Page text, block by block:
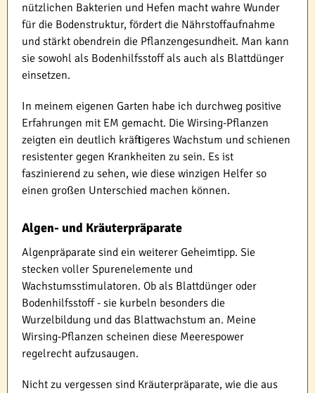
nützlichen Bakterien und Hefen macht wahre Wunder
für die Bodenstruktur, fördert die Nährstoffaufnahme
und stärkt obendrein die Pflanzengesundheit. Man kann
sie sowohl als Bodenhilfsstoff als auch als Blattdünger
einsetzen.
In meinem eigenen Garten habe ich durchweg positive
Erfahrungen mit EM gemacht. Die Wirsing-Pflanzen
zeigten ein deutlich kräftigeres Wachstum und schienen
resistenter gegen Krankheiten zu sein. Es ist
faszinierend zu sehen, wie diese winzigen Helfer so
einen großen Unterschied machen können.
Algen- und Kräuterpräparate
Algenpräparate sind ein weiterer Geheimtipp. Sie
stecken voller Spurenelemente und
Wachstumsstimulatoren. Ob als Blattdünger oder
Bodenhilfsstoff - sie kurbeln besonders die
Wurzelbildung und das Blattwachstum an. Meine
Wirsing-Pflanzen scheinen diese Meerespower
regelrecht aufzusaugen.
Nicht zu vergessen sind Kräuterpräparate, wie die aus